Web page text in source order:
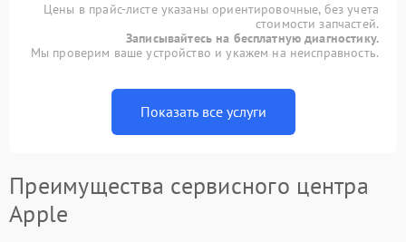
Цены в прайс-листе указаны ориентировочные, без учета
стоимости запчастей.
Записывайтесь на бесплатную диагностику.
Мы проверим ваше устройство и укажем на неисправность.
Показать все услуги
Преимущества сервисного центра
Apple